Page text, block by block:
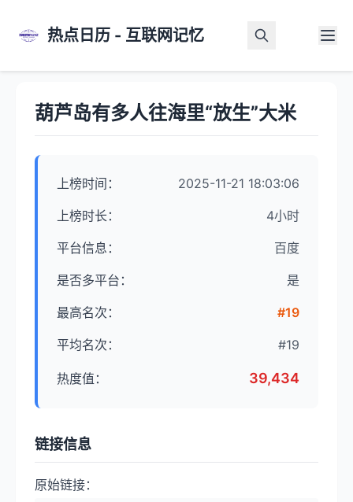
热点日历 - 互联网记忆
葫芦岛有多人往海里“放生”大米
上榜时间： 2025-11-21 18:03:06
上榜时长： 4小时
平台信息： 百度
是否多平台： 是
最高名次： #19
平均名次： #19
热度值： 39,434
链接信息
原始链接：